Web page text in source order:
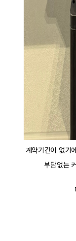
계약기간이 없기
부담없는